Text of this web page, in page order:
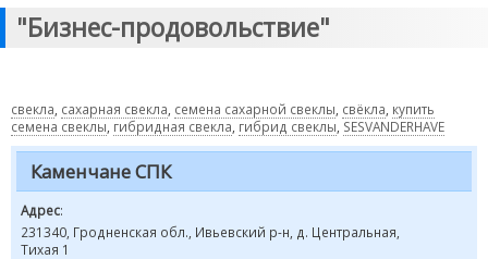
"Бизнес-продовольствие"
свекла сахарная свекла семена сахарной свеклы свёкла купить
семена свеклы гибридная свекла гибрид свеклы SESVANDERHAVE
Каменчане СПК
Адрес:
231340, Гродненская обл., Ивьевский р-н, д. Центральная,
Тихая 1